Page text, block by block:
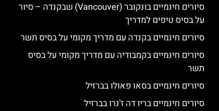
סיורים חינמיים בונקובר (Vancouver) שבקנדה – סיור
על בסיס טיפים למדריך
סיורים חינמיים בקנדה עם מדריך מקומי על בסיס תשר
סיורים חינמיים בקמבודיה עם מדריך מקומי על בסיס
תשר
סיורים חינמיים בסאו פאולו בברזיל
סיורים חינמיים בריו דה ז'נרו בברזיל